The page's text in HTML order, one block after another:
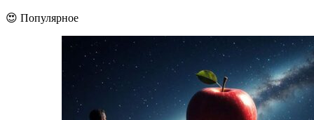
😍 Популярное